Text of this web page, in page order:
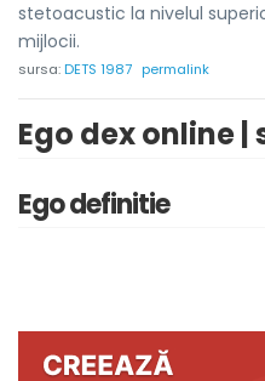
stetoacustic la nivelul
mijlocii.
sursa:DETS 1987 permalink
Ego dex online |
Ego definitie